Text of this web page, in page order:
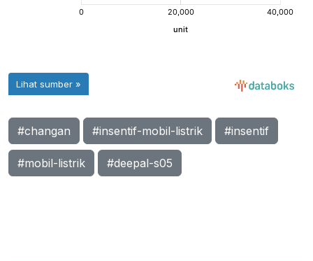
#changan #insentif-mobil-listrik #insentif
#mobil-listrik #deepal-s05